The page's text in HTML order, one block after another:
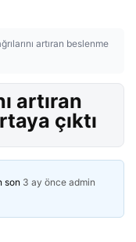
artıran beslenme
artıran
çıktı
son 3 ay önce admin